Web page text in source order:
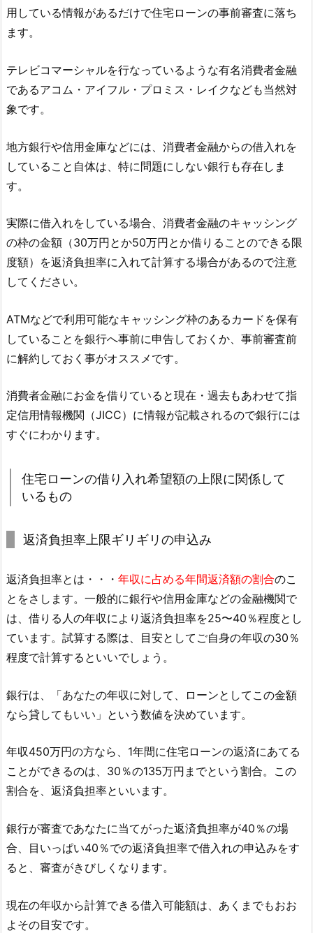
用している情報があるだけで住宅ローンの事前審査に落ち
ます。
テレビコマーシャルを行なっているような有名消費者金融
であるアコム・アイフル・プロミス・レイクなども当然対
象です。
地方銀行や信用金庫などには、消費者金融からの借入れを
していること自体は、特に問題にしない銀行も存在しま
す。
実際に借入れをしている場合、消費者金融のキャッシング
の枠の金額（30万円とか50万円とか借りることのできる限
度額）を返済負担率に入れて計算する場合があるので注意
してください。
ATMなどで利用可能なキャッシング枠のあるカードを保有
していることを銀行へ事前に申告しておくか、事前審査前
に解約しておく事がオススメです。
消費者金融にお金を借りていると現在・過去もあわせて指
定信用情報機関（JICC）に情報が記載されるので銀行には
すぐにわかります。
住宅ローンの借り入れ希望額の上限に関係して
いるもの
返済負担率上限ギリギリの申込み
返済負担率とは・・・ 年収に占める年間返済額の割合のこ
とをさします。一般的に銀行や信用金庫などの金融機関で
は、借りる人の年収により返済負担率を25〜40％程度とし
ています。試算する際は、目安としてご自身の年収の30％
程度で計算するといいでしょう。
銀行は、「あなたの年収に対して、ローンとしてこの金額
なら貸してもいい」という数値を決めています。
年収450万円の方なら、1年間に住宅ローンの返済にあてる
ことができるのは、30％の135万円までという割合。この
割合を、返済負担率といいます。
銀行が審査であなたに当てがった返済負担率が40％の場
合、目いっぱい40％での返済負担率で借入れの申込みをす
ると、審査がきびしくなります。
現在の年収から計算できる借入可能額は、あくまでもおお
よその目安です。